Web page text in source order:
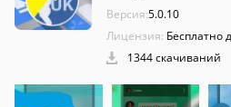
Версия:5.0.10
Лицензия: Бесплатно
1344 скачиваний